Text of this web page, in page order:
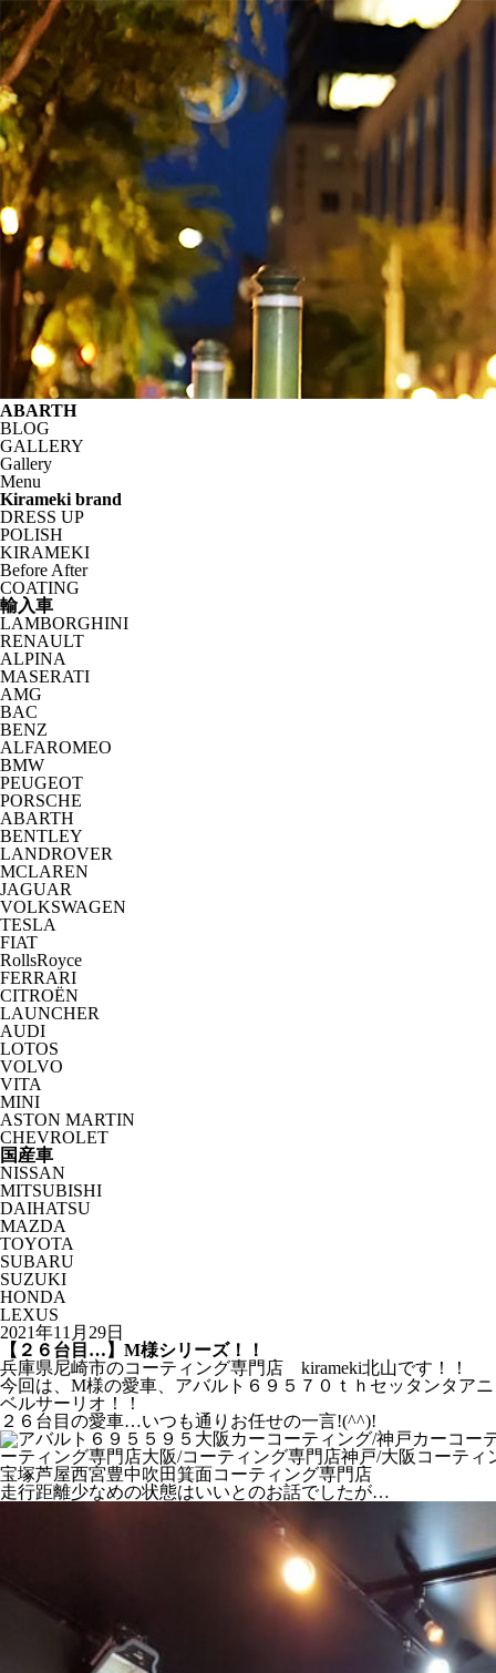
ABARTH
BLOG
GALLERY
Gallery
Menu
Kirameki brand
DRESS UP
POLISH
KIRAMEKI
Before After
COATING
輸入車
LAMBORGHINI
RENAULT
ALPINA
MASERATI
AMG
BAC
BENZ
ALFAROMEO
BMW
PEUGEOT
PORSCHE
ABARTH
BENTLEY
LANDROVER
MCLAREN
JAGUAR
VOLKSWAGEN
TESLA
FIAT
RollsRoyce
FERRARI
CITROËN
LAUNCHER
AUDI
LOTOS
VOLVO
VITA
MINI
ASTON MARTIN
CHEVROLET
国産車
NISSAN
MITSUBISHI
DAIHATSU
MAZDA
TOYOTA
SUBARU
SUZUKI
HONDA
LEXUS
2021年11月29日
【２６台目…】M様シリーズ！！
兵庫県尼崎市のコーティング専門店 kirameki北山です！！
今回は、M様の愛車、アバルト６９５７０ｔｈセッタンタアニ
ベルサーリオ！！
２６台目の愛車…いつも通りお任せの一言!(^^)!
走行距離少なめの状態はいいとのお話でしたが…